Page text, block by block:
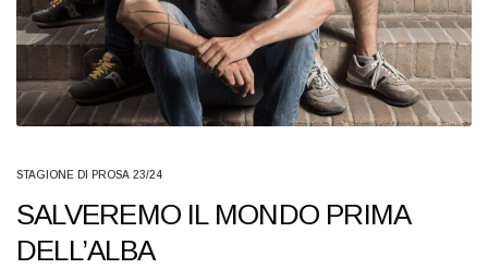
STAGIONE DI PROSA 23/24
SALVEREMO IL MONDO PRIMA
DELL’ALBA